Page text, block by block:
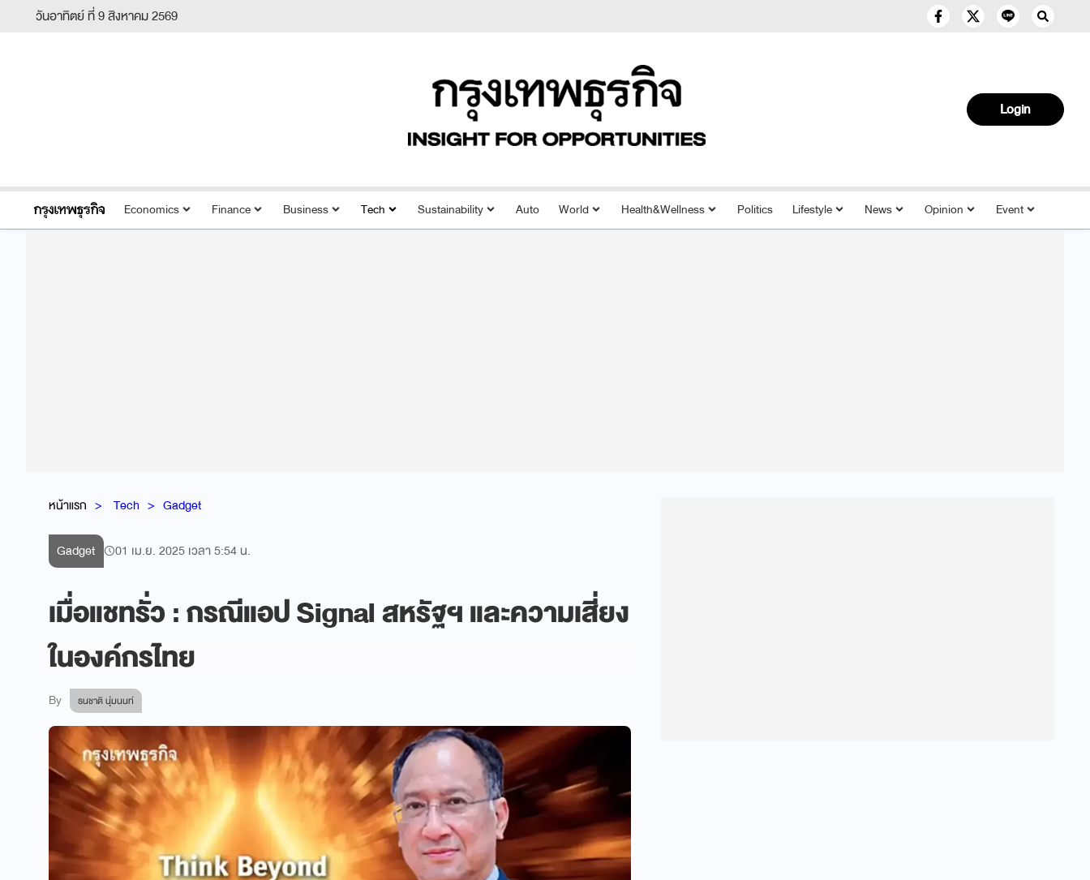
วันอาทิตย์ ที่ 9 สิงหาคม 2569
Login
Economics Finance Business Tech Sustainability Auto World Health&Wellness Politics Lifestyle News Opinion Event
หน้าแรก Tech Gadget
Gadget 01 เม.ย. 2025 เวลา 5:54 น.
เมื่อแชทรั่ว : กรณีแอป Signal สหรัฐฯ และความเสี่ยง
ในองค์กรไทย
By ธนชาติ นุ่มนนท์